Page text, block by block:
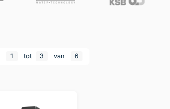
1 tot 3 van 6